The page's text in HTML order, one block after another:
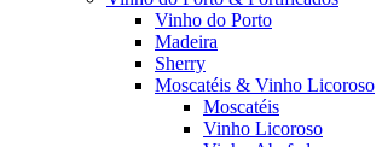
Vinho do Porto
Madeira
Sherry
Moscatéis & Vinho Licoroso
Moscatéis
Vinho Licoroso